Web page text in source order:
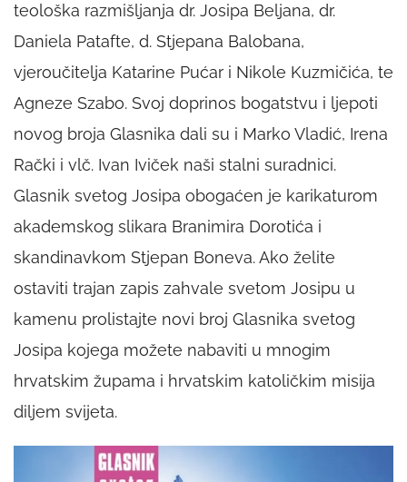
teološka razmišljanja dr. Josipa Beljana, dr.
Daniela Patafte, d. Stjepana Balobana,
vjeroučitelja Katarine Pućar i Nikole Kuzmičića, te
Agneze Szabo. Svoj doprinos bogatstvu i ljepoti
novog broja Glasnika dali su i Marko Vladić, Irena
Rački i vlč. Ivan Iviček naši stalni suradnici.
Glasnik svetog Josipa obogaćen je karikaturom
akademskog slikara Branimira Dorotića i
skandinavkom Stjepan Boneva. Ako želite
ostaviti trajan zapis zahvale svetom Josipu u
kamenu prolistajte novi broj Glasnika svetog
Josipa kojega možete nabaviti u mnogim
hrvatskim župama i hrvatskim katoličkim misija
diljem svijeta.